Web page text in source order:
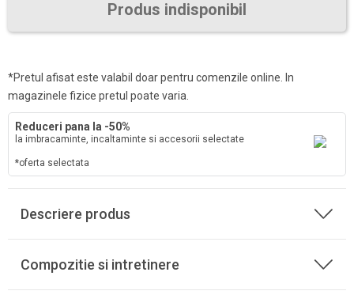
Produs indisponibil
*Pretul afisat este valabil doar pentru comenzile online. In
magazinele fizice pretul poate varia.
Reduceri pana la -50%
la imbracaminte, incaltaminte si accesorii selectate
*oferta selectata
Descriere produs
Compozitie si intretinere